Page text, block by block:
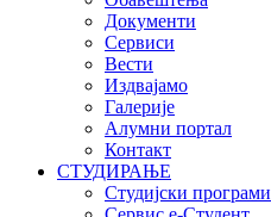
Документи
Сервиси
Вести
Издвајамо
Галерије
Алумни портал
Контакт
СТУДИРАЊЕ
Студијски програми